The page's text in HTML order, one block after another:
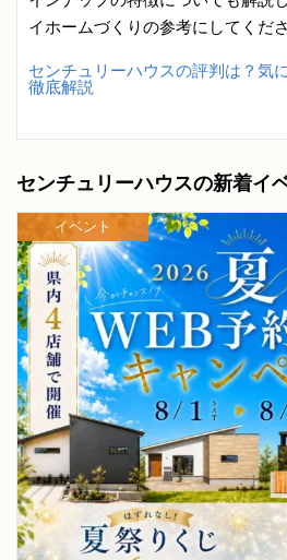
イホームづくりの参考にしてくださ
センチュリーハウスの評判は？気
徹底解説
センチュリーハウスの新着イ
イベント